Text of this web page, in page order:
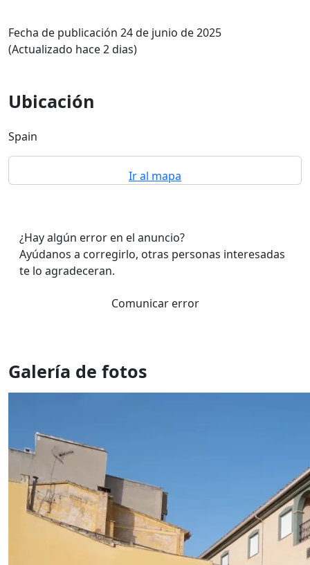
Fecha de publicación 24 de junio de 2025
(Actualizado hace 2 dias)
Ubicación
Spain
Ir al mapa
¿Hay algún error en el anuncio?
Ayúdanos a corregirlo, otras personas interesadas
te lo agradeceran.
Comunicar error
Galería de fotos